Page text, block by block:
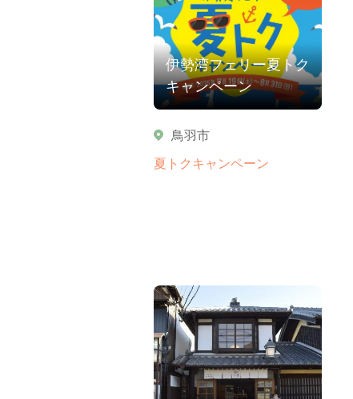
伊勢湾フェリー夏トク
キャンペーン
鳥羽市
夏トクキャンペーン